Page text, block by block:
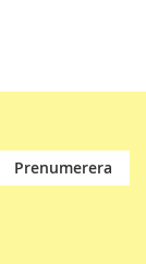
Prenumerera